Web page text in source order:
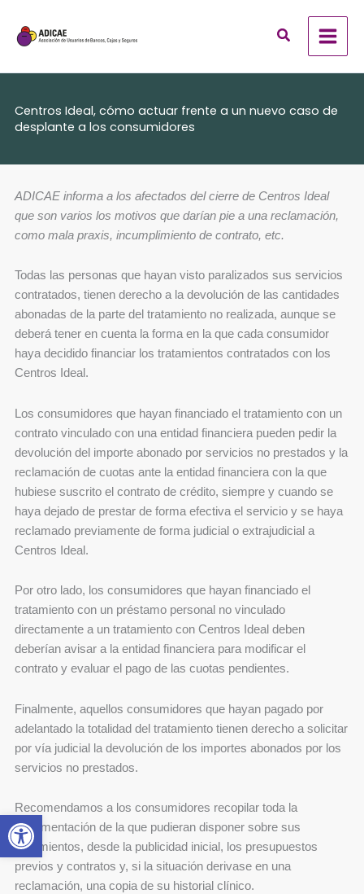
Abrir barra de herramientas
contenido
Centros Ideal, cómo actuar frente a un nuevo caso de
desplante a los consumidores
ADICAE informa a los afectados del cierre de Centros Ideal
que son varios los motivos que darían pie a una reclamación,
como mala praxis, incumplimiento de contrato, etc.
Todas las personas que hayan visto paralizados sus servicios
contratados, tienen derecho a la devolución de las cantidades
abonadas de la parte del tratamiento no realizada, aunque se
deberá tener en cuenta la forma en la que cada consumidor
haya decidido financiar los tratamientos contratados con los
Centros Ideal.
Los consumidores que hayan financiado el tratamiento con un
contrato vinculado con una entidad financiera pueden pedir la
devolución del importe abonado por servicios no prestados y la
reclamación de cuotas ante la entidad financiera con la que
hubiese suscrito el contrato de crédito, siempre y cuando se
haya dejado de prestar de forma efectiva el servicio y se haya
reclamado previamente de forma judicial o extrajudicial a
Centros Ideal.
Por otro lado, los consumidores que hayan financiado el
tratamiento con un préstamo personal no vinculado
directamente a un tratamiento con Centros Ideal deben
deberían avisar a la entidad financiera para modificar el
contrato y evaluar el pago de las cuotas pendientes.
Finalmente, aquellos consumidores que hayan pagado por
adelantado la totalidad del tratamiento tienen derecho a solicitar
por vía judicial la devolución de los importes abonados por los
servicios no prestados.
Recomendamos a los consumidores recopilar toda la
documentación de la que pudieran disponer sobre sus
tratamientos, desde la publicidad inicial, los presupuestos
previos y contratos y, si la situación derivase en una
reclamación, una copia de su historial clínico.